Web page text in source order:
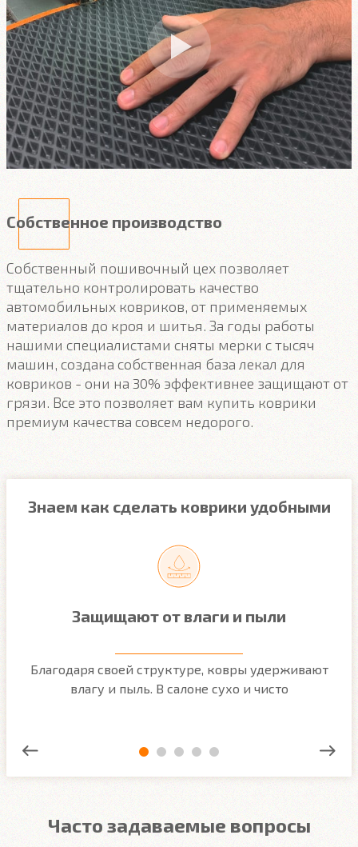
Собственное производство
Собственный пошивочный цех позволяет
тщательно контролировать качество
автомобильных ковриков, от применяемых
материалов до кроя и шитья. За годы работы
нашими специалистами сняты мерки с тысяч
машин, создана собственная база лекал для
ковриков - они на 30% эффективнее защищают от
грязи. Все это позволяет вам купить коврики
премиум качества совсем недорого.
Знаем как сделать коврики удобными
Защищают от влаги и пыли
Благодаря своей структуре, ковры удерживают
влагу и пыль. В салоне сухо и чисто
Часто задаваемые вопросы